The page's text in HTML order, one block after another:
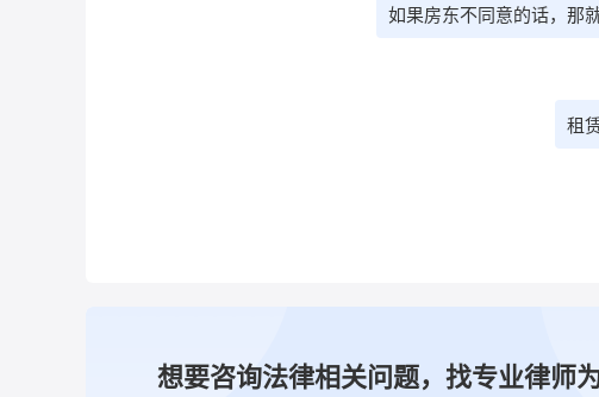
如果房东不同意的话，那
租
想要咨询法律相关问题，找专业律师